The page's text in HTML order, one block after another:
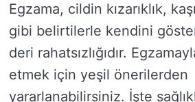
Egzama, cildin kızarıklık,
gibi belirtilerle kendini
deri rahatsızlığıdır.
etmek için yeşil önerilerden
yararlanabilirsiniz. İşte